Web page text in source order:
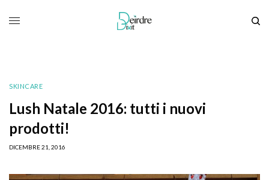
SKINCARE
Lush Natale 2016: tutti i nuovi
prodotti!
DICEMBRE 21, 2016